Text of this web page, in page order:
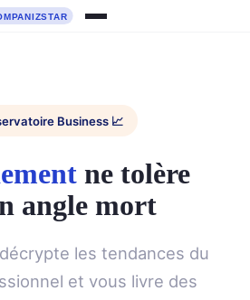
Business 📈
ne tolère
angle mort
les tendances du
et vous livre des